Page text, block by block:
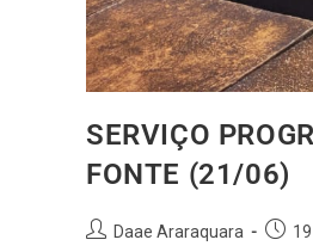
SERVIÇO
FONTE (21/06)
Daae Araraquara